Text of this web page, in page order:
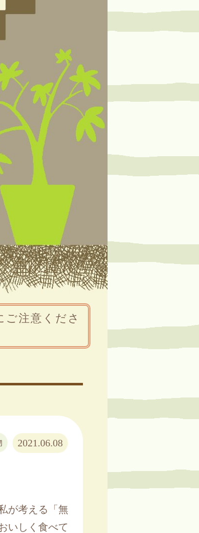
注意くださ
2021.06.08
が考える「無
いしく食べて